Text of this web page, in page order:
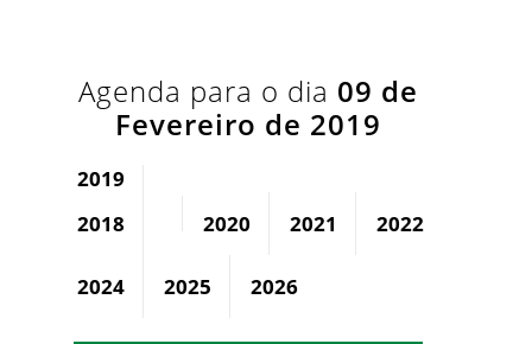
Agenda para o dia 09 de
Fevereiro de 2019
2019
2018
2020 2021 2022
2024 2025 2026